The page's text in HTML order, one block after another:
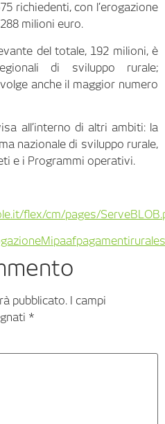
richiedenti, con l’erogazione
milioni euro.
del totale, 192 milioni, è
di sviluppo rurale;
anche il maggior numero
all’interno di altri ambiti: la
nazionale di sviluppo rurale,
e i Programmi operativi.
flex/cm/pages/
Mipaafpagamentirurale
pubblicato. I campi
*